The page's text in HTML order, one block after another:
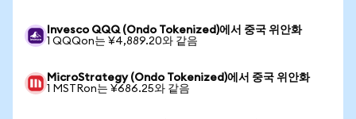
Invesco QQQ (Ondo Tokenized)에서 중국 위안화
1 QQQon는 ¥4,889.20와 같음
MicroStrategy (Ondo Tokenized)에서 중국 위안화
1 MSTRon는 ¥686.25와 같음